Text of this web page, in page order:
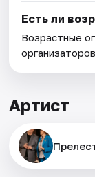
Есть ли
Возрастные
Артист